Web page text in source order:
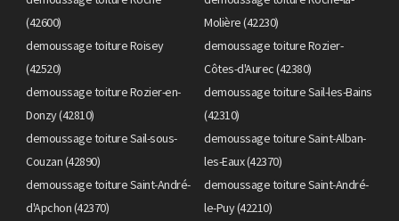
(42600)
Molière (42230)
demoussage toiture Roisey
(42520)
demoussage toiture Rozier-
Côtes-d'Aurec (42380)
demoussage toiture Rozier-en-
Donzy (42810)
demoussage toiture Sail-les-Bains
(42310)
demoussage toiture Sail-sous-
Couzan (42890)
demoussage toiture Saint-Alban-
les-Eaux (42370)
demoussage toiture Saint-André-
d'Apchon (42370)
demoussage toiture Saint-André-
le-Puy (42210)